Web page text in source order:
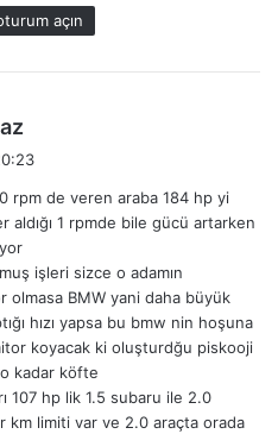
:
açın
i
k
:
rpm de veren araba 184 hp yi
aldığı 1 rpmde bile gücü artarken
işleri sizce o adamın
olmasa BMW yani daha büyük
hızı yapsa bu bmw nin hoşuna
koyacak ki oluşturdğu piskooji
kadar köfte
107 hp lik 1.5 subaru ile 2.0
km limiti var ve 2.0 araçta orada